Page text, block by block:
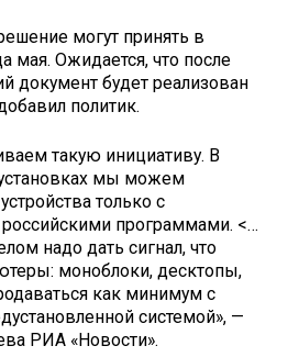
могут принять в
мая. Ожидается, что после
документ будет реализован
политик.
такую инициативу. В
мы можем
только с
программами. <…
надо дать сигнал, что
моноблоки, десктопы,
как минимум с
системой», —
РИА «Новости».